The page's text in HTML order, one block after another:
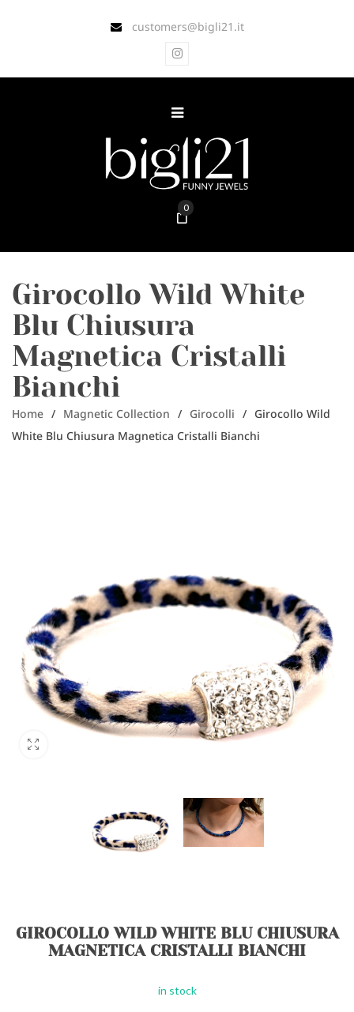
customers@bigli21.it
0
Girocollo Wild White
Blu Chiusura
Magnetica Cristalli
Bianchi
Home / Magnetic Collection / Girocolli / Girocollo Wild
White Blu Chiusura Magnetica Cristalli Bianchi
GIROCOLLO WILD WHITE BLU CHIUSURA
MAGNETICA CRISTALLI BIANCHI
in stock